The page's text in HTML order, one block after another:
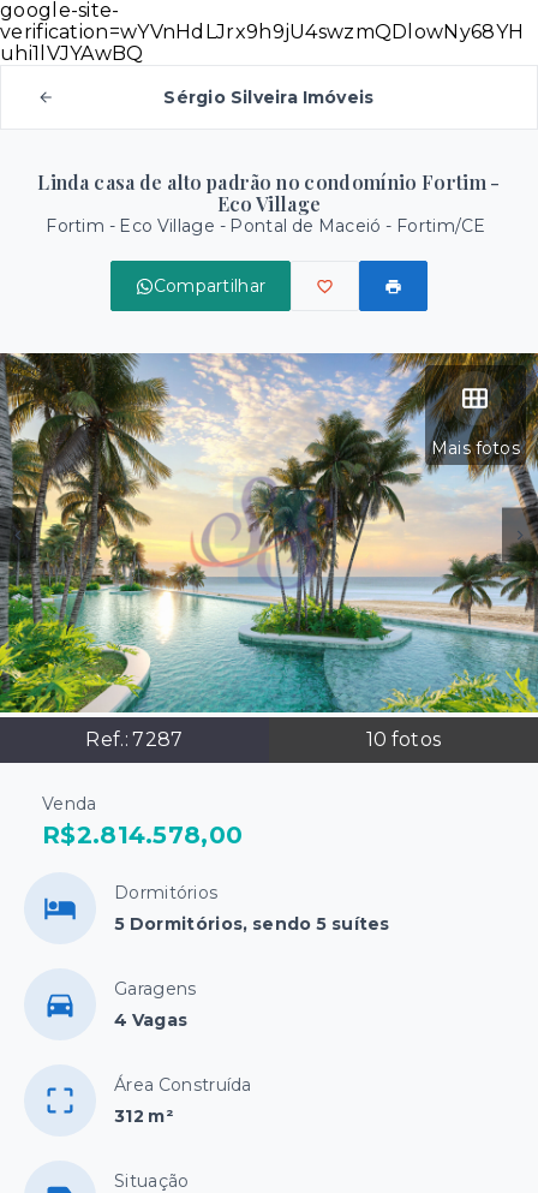
google-site-
verification=wYVnHdLJrx9h9jU4swzmQDlowNy68YH
uhi1lVJYAwBQ
Sérgio Silveira Imóveis
Linda casa de alto padrão no condomínio Fortim -
Eco Village
Fortim - Eco Village - Pontal de Maceió - Fortim/CE
Compartilhar
Mais fotos
Ref.:7287 10 fotos
Venda
R$2.814.578,00
Dormitórios
5 Dormitórios, sendo 5 suítes
Garagens
4 Vagas
Área Construída
312 m²
Situação